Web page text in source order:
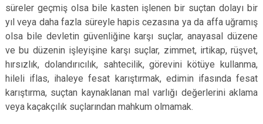
süreler geçmiş olsa bile kasten işlenen bir suçtan dolayı bir
yıl veya daha fazla süreyle hapis cezasına ya da affa uğramış
olsa bile devletin güvenliğine karşı suçlar, anayasal düzene
ve bu düzenin işleyişine karşı suçlar, zimmet, irtikap, rüşvet,
hırsızlık, dolandırıcılık, sahtecilik, görevini kötüye kullanma,
hileli iflas, ihaleye fesat karıştırmak, edimin ifasında fesat
karıştırma, suçtan kaynaklanan mal varlığı değerlerini aklama
veya kaçakçılık suçlarından mahkum olmamak.